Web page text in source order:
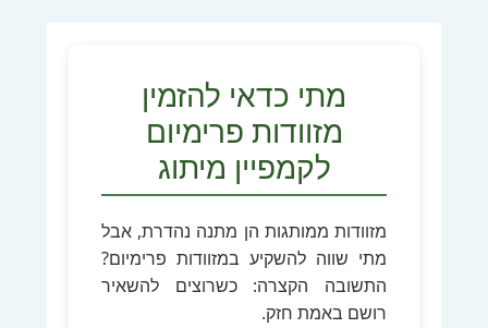
מתי כדאי להזמין
מזוודות פרימיום
לקמפיין מיתוג
מזוודות ממותגות הן מתנה נהדרת, אבל
מתי שווה להשקיע במזוודות פרימיום?
התשובה הקצרה: כשרוצים להשאיר
רושם באמת חזק.